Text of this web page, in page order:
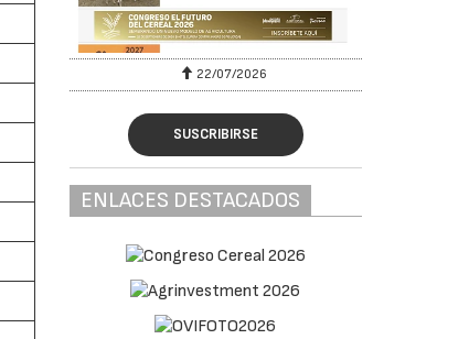
22/07/2026
SUSCRIBIRSE
ENLACES DESTACADOS